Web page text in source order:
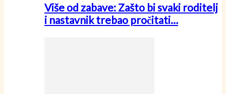
Više od zabave: Zašto bi svaki roditelj
i nastavnik trebao pročitati…